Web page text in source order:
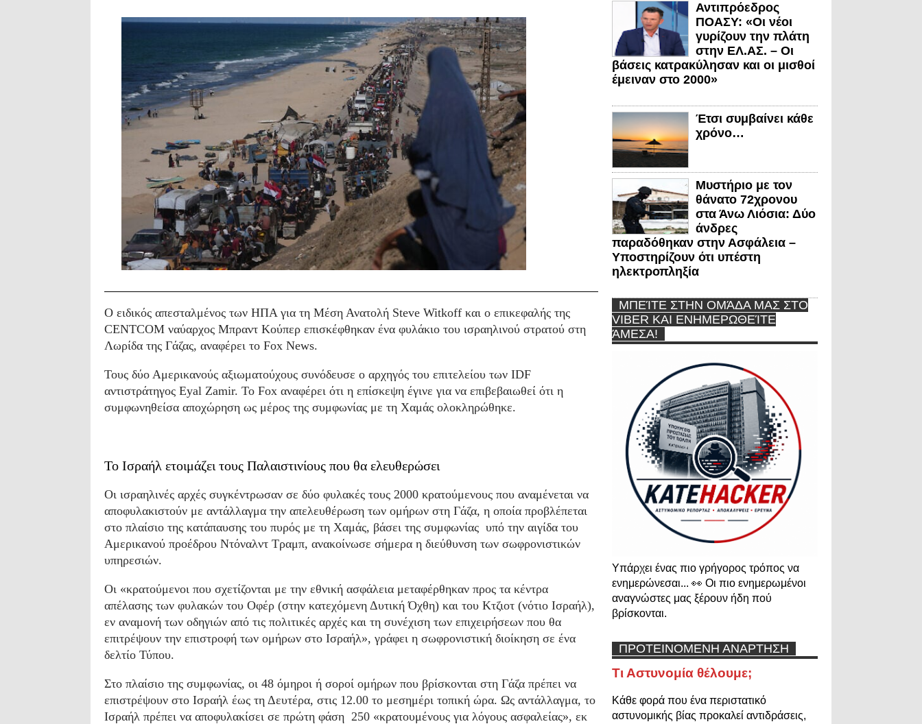
Ο ειδικός απεσταλμένος των ΗΠΑ για τη Μέση Ανατολή Steve Witkoff και ο επικεφαλής της
CENTCOM ναύαρχος Μπραντ Κούπερ επισκέφθηκαν ένα φυλάκιο του ισραηλινού στρατού στη
Λωρίδα της Γάζας, αναφέρει το Fox News.
Τους δύο Αμερικανούς αξιωματούχους συνόδευσε ο αρχηγός του επιτελείου των IDF
αντιστράτηγος Eyal Zamir. Το Fox αναφέρει ότι η επίσκεψη έγινε για να επιβεβαιωθεί ότι η
συμφωνηθείσα αποχώρηση ως μέρος της συμφωνίας με τη Χαμάς ολοκληρώθηκε.
Το Ισραήλ ετοιμάζει τους Παλαιστινίους που θα ελευθερώσει
Οι ισραηλινές αρχές συγκέντρωσαν σε δύο φυλακές τους 2000 κρατούμενους που αναμένεται να
αποφυλακιστούν με αντάλλαγμα την απελευθέρωση των ομήρων στη Γάζα, η οποία προβλέπεται
στο πλαίσιο της κατάπαυσης του πυρός με τη Χαμάς, βάσει της συμφωνίας υπό την αιγίδα του
Αμερικανού προέδρου Ντόναλντ Τραμπ, ανακοίνωσε σήμερα η διεύθυνση των σωφρονιστικών
υπηρεσιών.
Οι «κρατούμενοι που σχετίζονται με την εθνική ασφάλεια μεταφέρθηκαν προς τα κέντρα
απέλασης των φυλακών του Οφέρ (στην κατεχόμενη Δυτική Όχθη) και του Κτζιοτ (νότιο Ισραήλ),
εν αναμονή των οδηγιών από τις πολιτικές αρχές και τη συνέχιση των επιχειρήσεων που θα
επιτρέψουν την επιστροφή των ομήρων στο Ισραήλ», γράφει η σωφρονιστική διοίκηση σε ένα
δελτίο Τύπου.
Στο πλαίσιο της συμφωνίας, οι 48 όμηροι ή σοροί ομήρων που βρίσκονται στη Γάζα πρέπει να
επιστρέψουν στο Ισραήλ έως τη Δευτέρα, στις 12.00 το μεσημέρι τοπική ώρα. Ως αντάλλαγμα, το
Ισραήλ πρέπει να αποφυλακίσει σε πρώτη φάση 250 «κρατουμένους για λόγους ασφαλείας», εκ
Αντιπρόεδρος
ΠΟΑΣΥ: «Οι νέοι
γυρίζουν την πλάτη
στην ΕΛ.ΑΣ. – Οι
βάσεις κατρακύλησαν και οι μισθοί
έμειναν στο 2000»
Έτσι συμβαίνει κάθε
χρόνο…
Μυστήριο με τον
θάνατο 72χρονου
στα Άνω Λιόσια: Δύο
άνδρες
παραδόθηκαν στην Ασφάλεια –
Υποστηρίζουν ότι υπέστη
ηλεκτροπληξία
ΜΠΕΊΤΕ ΣΤΗΝ ΟΜΆΔΑ ΜΑΣ ΣΤΟ
VIBER ΚΑΙ ΕΝΗΜΕΡΩΘΕΊΤΕ
ΆΜΕΣΑ!
Υπάρχει ένας πιο γρήγορος τρόπος να
ενημερώνεσαι... 👀 Οι πιο ενημερωμένοι
αναγνώστες μας ξέρουν ήδη πού
βρίσκονται.
ΠΡΟΤΕΙΝΟΜΕΝΗ ΑΝΑΡΤΗΣΗ
Τι Αστυνομία θέλουμε;
Κάθε φορά που ένα περιστατικό
αστυνομικής βίας προκαλεί αντιδράσεις,